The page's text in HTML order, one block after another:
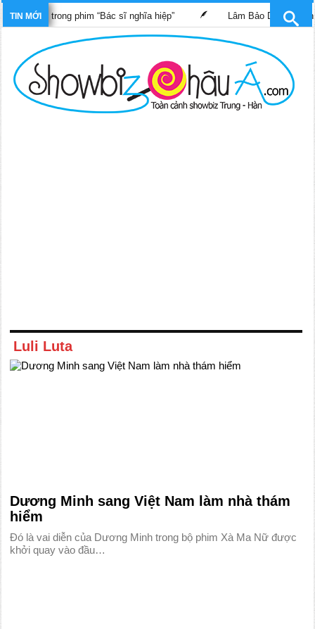
TIN MỚI
lành trong phim “Bác sĩ nghĩa hiệp” Lâm Bảo Di, Trần Pháp
Luli Luta
Dương Minh sang Việt Nam làm nhà thám
hiểm
Đó là vai diễn của Dương Minh trong bộ phim Xà Ma Nữ được
khởi quay vào đầu…